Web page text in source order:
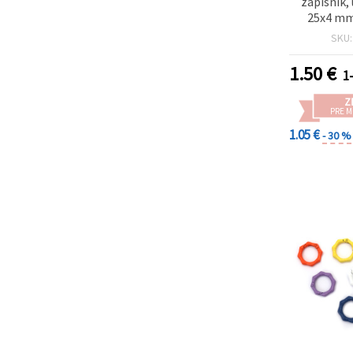
25x4
priemerSKU:
1.50€
PRE
1.05 €- 30 %